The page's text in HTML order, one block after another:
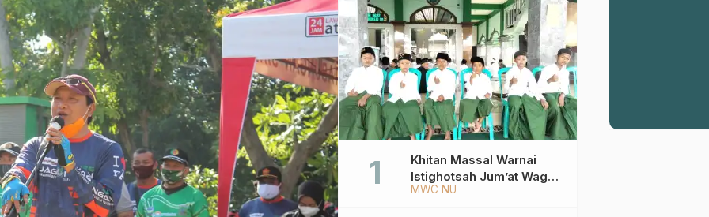
MWC NU
Khitan Massal Warnai
Istighotsah Jum’at Wage
MWCNU Sukorejo